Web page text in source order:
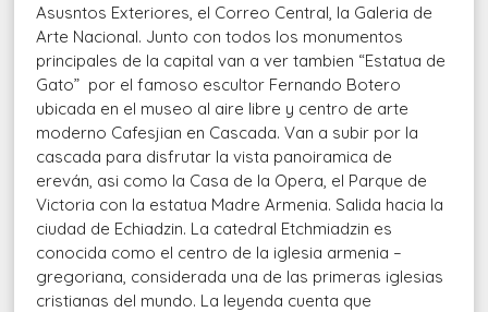
Asusntos Exteriores, el Correo Central, la Galeria de
Arte Nacional. Junto con todos los monumentos
principales de la capital van a ver tambien “Estatua de
Gato” por el famoso escultor Fernando Botero
ubicada en el museo al aire libre y centro de arte
moderno Cafesjian en Cascada. Van a subir por la
cascada para disfrutar la vista panoiramica de
ereván, asi como la Casa de la Opera, el Parque de
Victoria con la estatua Madre Armenia. Salida hacia la
ciudad de Echiadzin. La catedral Etchmiadzin es
conocida como el centro de la iglesia armenia –
gregoriana, considerada una de las primeras iglesias
cristianas del mundo. La leyenda cuenta que